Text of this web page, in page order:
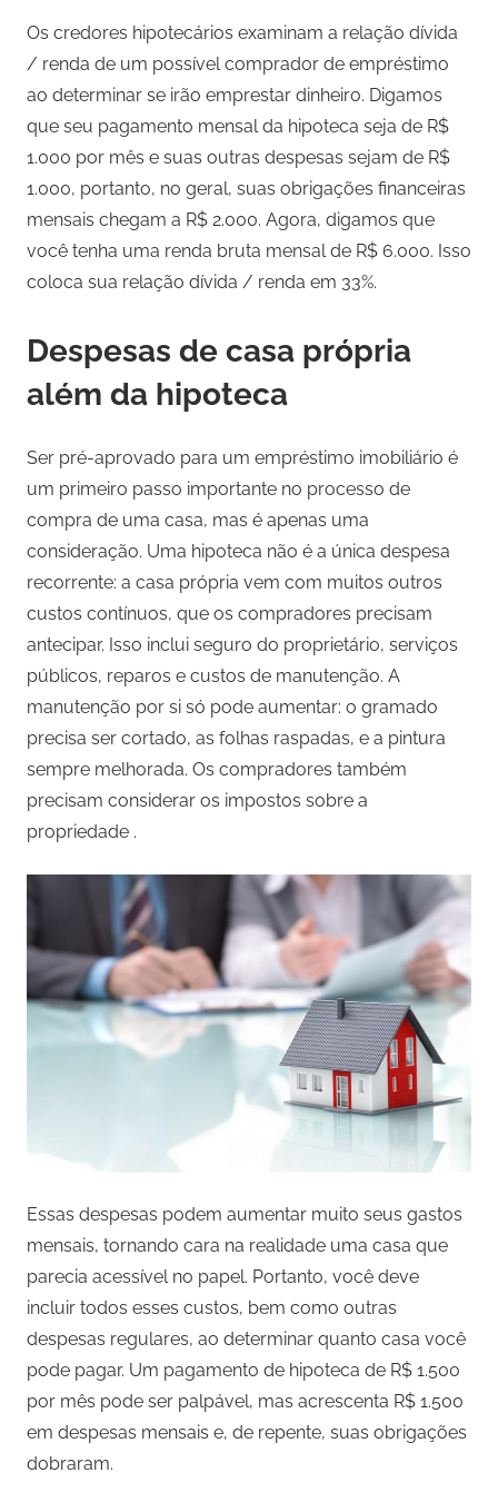
Os credores hipotecários examinam a relação dívida
/ renda de um possível comprador de empréstimo
ao determinar se irão emprestar dinheiro. Digamos
que seu pagamento mensal da hipoteca seja de R$
1.000 por mês e suas outras despesas sejam de R$
1.000, portanto, no geral, suas obrigações financeiras
mensais chegam a R$ 2.000. Agora, digamos que
você tenha uma renda bruta mensal de R$ 6.000. Isso
coloca sua relação dívida / renda em 33%.
Despesas de casa própria
além da hipoteca
Ser pré-aprovado para um empréstimo imobiliário é
um primeiro passo importante no processo de
compra de uma casa, mas é apenas uma
consideração. Uma hipoteca não é a única despesa
recorrente: a casa própria vem com muitos outros
custos contínuos, que os compradores precisam
antecipar. Isso inclui seguro do proprietário, serviços
públicos, reparos e custos de manutenção. A
manutenção por si só pode aumentar: o gramado
precisa ser cortado, as folhas raspadas, e a pintura
sempre melhorada. Os compradores também
precisam considerar os impostos sobre a
propriedade .
Essas despesas podem aumentar muito seus gastos
mensais, tornando cara na realidade uma casa que
parecia acessível no papel. Portanto, você deve
incluir todos esses custos, bem como outras
despesas regulares, ao determinar quanto casa você
pode pagar. Um pagamento de hipoteca de R$ 1.500
por mês pode ser palpável, mas acrescenta R$ 1.500
em despesas mensais e, de repente, suas obrigações
dobraram.